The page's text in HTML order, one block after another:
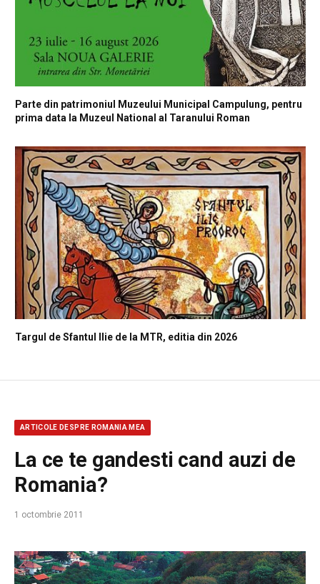
Parte din patrimoniul Muzeului Municipal Campulung, pentru
prima data la Muzeul National al Taranului Roman
Targul de Sfantul Ilie de la MTR, editia din 2026
ARTICOLE DESPRE ROMANIA MEA
La ce te gandesti cand auzi de
Romania?
1 octombrie 2011